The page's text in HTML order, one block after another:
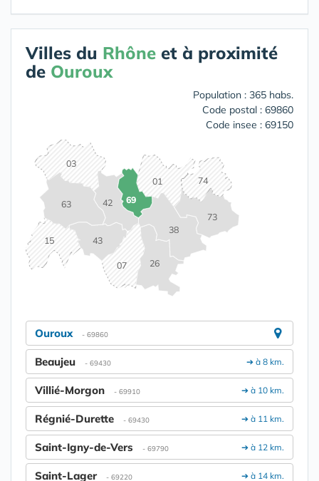
Villes du Rhône et à proximité
de Ouroux
Population : 365 habs.
Code postal : 69860
Code insee : 69150
01
03
07
15
26
38
42
43
63
69
73
74
Ouroux - 69860
➔ à 8 km.
Beaujeu - 69430
➔ à 10 km.
Villié-Morgon - 69910
➔ à 11 km.
Régnié-Durette - 69430
➔ à 12 km.
Saint-Igny-de-Vers - 69790
➔ à 14 km.
Saint-Lager - 69220